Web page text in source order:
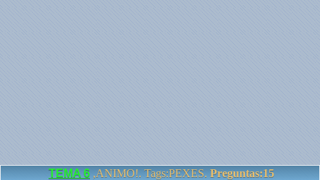
TEMA 6 ,ANIMO!. Tags:PEXES. Preguntas:15